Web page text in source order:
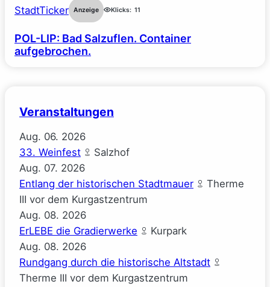
StadtTicker Anzeige Klicks: 11
POL-LIP: Bad Salzuflen. Container
aufgebrochen.
Veranstaltungen
Aug. 06. 2026
33. Weinfest
Salzhof
Aug. 07. 2026
Entlang der historischen Stadtmauer
Therme
III vor dem Kurgastzentrum
Aug. 08. 2026
ErLEBE die Gradierwerke
Kurpark
Aug. 08. 2026
Rundgang durch die historische Altstadt
Therme III vor dem Kurgastzentrum